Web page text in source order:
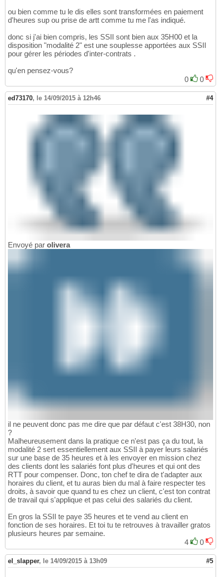
ou bien comme tu le dis elles sont transformées en paiement
d'heures sup ou prise de artt comme tu me l'as indiqué.
donc si j'ai bien compris, les SSII sont bien aux 35H00 et la
disposition "modalité 2" est une souplesse apportées aux SSII
pour gérer les périodes d'inter-contrats .
qu'en pensez-vous?
0
0
ed73170, le 14/09/2015 à 12h46 #4
Envoyé par olivera
il ne peuvent donc pas me dire que par défaut c'est 38H30, non
?
Malheureusement dans la pratique ce n'est pas ça du tout, la
modalité 2 sert essentiellement aux SSII à payer leurs salariés
sur une base de 35 heures et à les envoyer en mission chez
des clients dont les salariés font plus d'heures et qui ont des
RTT pour compenser. Donc, ton chef te dira de t'adapter aux
horaires du client, et tu auras bien du mal à faire respecter tes
droits, à savoir que quand tu es chez un client, c'est ton contrat
de travail qui s'applique et pas celui des salariés du client.
En gros la SSII te paye 35 heures et te vend au client en
fonction de ses horaires. Et toi tu te retrouves à travailler gratos
plusieurs heures par semaine.
4
0
el_slapper, le 14/09/2015 à 13h09 #5